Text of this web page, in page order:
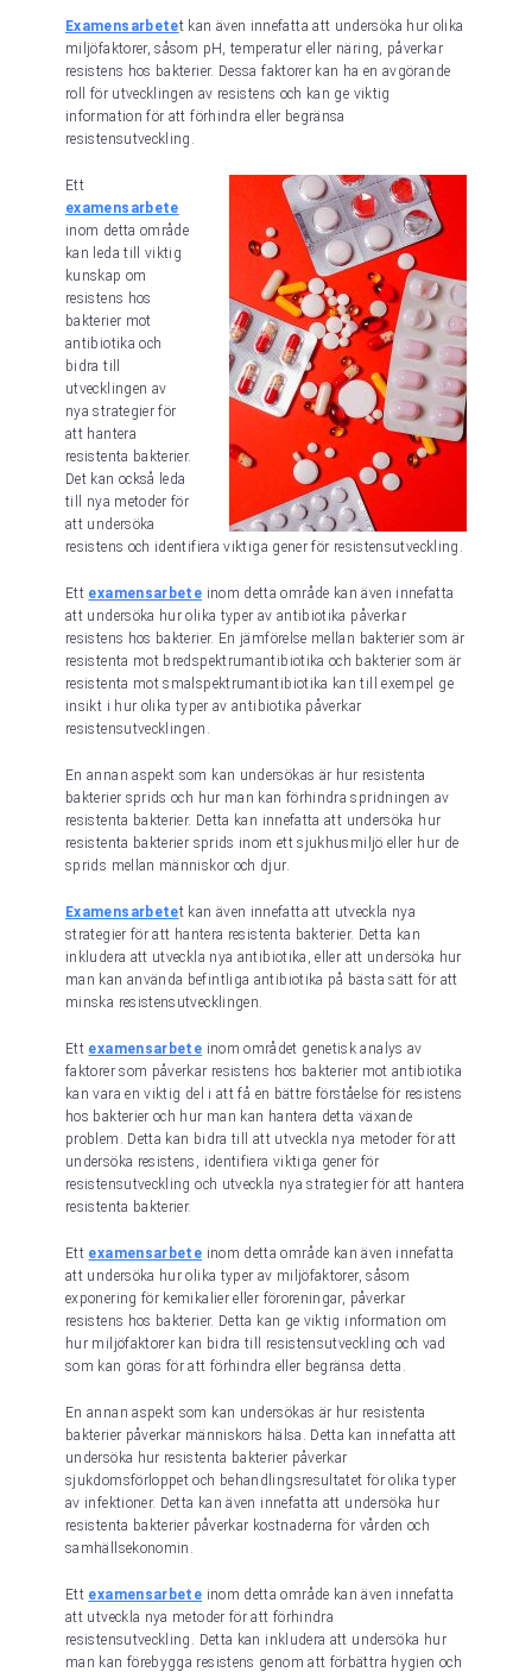
Examensarbetet kan även innefatta att undersöka hur olika
miljöfaktorer, såsom pH, temperatur eller näring, påverkar
resistens hos bakterier. Dessa faktorer kan ha en avgörande
roll för utvecklingen av resistens och kan ge viktig
information för att förhindra eller begränsa
resistensutveckling.
Ett
examensarbete
inom detta område
kan leda till viktig
kunskap om
resistens hos
bakterier mot
antibiotika och
bidra till
utvecklingen av
nya strategier för
att hantera
resistenta bakterier.
Det kan också leda
till nya metoder för
att undersöka
resistens och identifiera viktiga gener för resistensutveckling.
Ett examensarbete inom detta område kan även innefatta
att undersöka hur olika typer av antibiotika påverkar
resistens hos bakterier. En jämförelse mellan bakterier som är
resistenta mot bredspektrumantibiotika och bakterier som är
resistenta mot smalspektrumantibiotika kan till exempel ge
insikt i hur olika typer av antibiotika påverkar
resistensutvecklingen.
En annan aspekt som kan undersökas är hur resistenta
bakterier sprids och hur man kan förhindra spridningen av
resistenta bakterier. Detta kan innefatta att undersöka hur
resistenta bakterier sprids inom ett sjukhusmiljö eller hur de
sprids mellan människor och djur.
Examensarbetet kan även innefatta att utveckla nya
strategier för att hantera resistenta bakterier. Detta kan
inkludera att utveckla nya antibiotika, eller att undersöka hur
man kan använda befintliga antibiotika på bästa sätt för att
minska resistensutvecklingen.
Ett examensarbete inom området genetisk analys av
faktorer som påverkar resistens hos bakterier mot antibiotika
kan vara en viktig del i att få en bättre förståelse för resistens
hos bakterier och hur man kan hantera detta växande
problem. Detta kan bidra till att utveckla nya metoder för att
undersöka resistens, identifiera viktiga gener för
resistensutveckling och utveckla nya strategier för att hantera
resistenta bakterier.
Ett examensarbete inom detta område kan även innefatta
att undersöka hur olika typer av miljöfaktorer, såsom
exponering för kemikalier eller föroreningar, påverkar
resistens hos bakterier. Detta kan ge viktig information om
hur miljöfaktorer kan bidra till resistensutveckling och vad
som kan göras för att förhindra eller begränsa detta.
En annan aspekt som kan undersökas är hur resistenta
bakterier påverkar människors hälsa. Detta kan innefatta att
undersöka hur resistenta bakterier påverkar
sjukdomsförloppet och behandlingsresultatet för olika typer
av infektioner. Detta kan även innefatta att undersöka hur
resistenta bakterier påverkar kostnaderna för vården och
samhällsekonomin.
Ett examensarbete inom detta område kan även innefatta
att utveckla nya metoder för att förhindra
resistensutveckling. Detta kan inkludera att undersöka hur
man kan förebygga resistens genom att förbättra hygien och